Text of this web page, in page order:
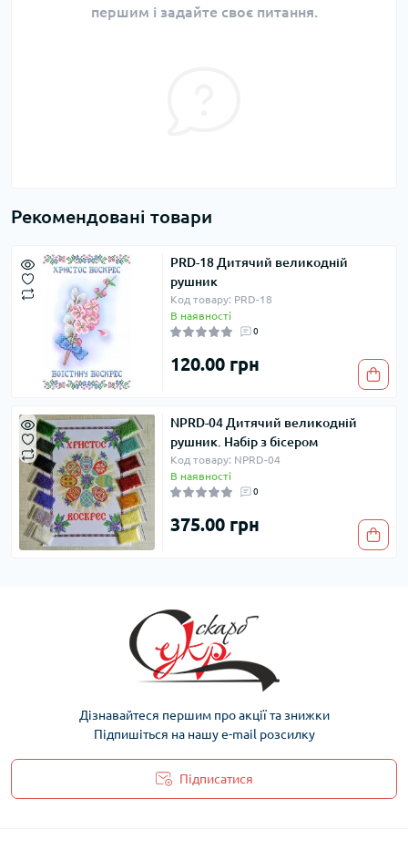
першим і задайте своє питання.
Рекомендовані товари
PRD-18 Дитячий великодній
рушник
Код товару: PRD-18
В наявності
0
120.00 грн
NPRD-04 Дитячий великодній
рушник. Набір з бісером
Код товару: NPRD-04
В наявності
0
375.00 грн
Дізнавайтеся першим про акції та знижки
Підпишіться на нашу e-mail розсилку
Підписатися